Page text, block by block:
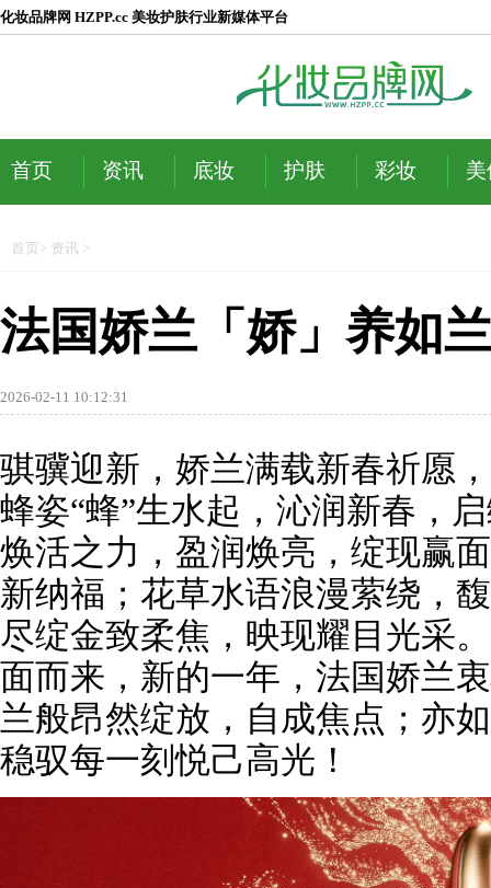
化妆品牌网 HZPP.cc 美妆护肤行业新媒体平台
首页 资讯 底妆 护肤 彩妆
首页 > 资讯 >
法国娇兰「娇」养如
2026-02-11 10:12:31
骐骥迎新，娇兰满载新春祈愿
蜂姿“蜂”生水起，沁润新春，
焕活之力，盈润焕亮，绽现赢
新纳福；花草水语浪漫萦绕，
尽绽金致柔焦，映现耀目光采
面而来，新的一年，法国娇兰
兰般昂然绽放，自成焦点；亦
稳驭每一刻悦己高光！